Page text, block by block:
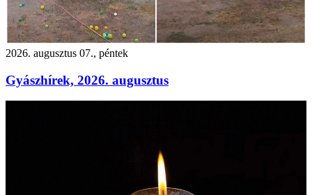
2026. augusztus 07., péntek
Gyászhírek, 2026. augusztus